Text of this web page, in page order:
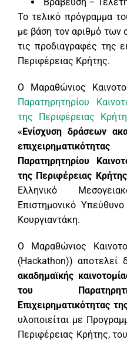
Βράβευση –
Το τελικό πρόγραμμα
με βάση τον αριθμό
τις προδιαγραφές της
Περιφέρειας Κρήτης.
Ο Μαραθώνιος
Παρατηρητηρίου
της Περιφέρειας
«Ενίσχυση δράσεων
Παρατηρητηρίου
της Περιφέρειας
Ελληνικό
Επιστημονικό
Κουργιαντάκη.
Ο Μαραθώνιος
(Hackathon)) αποτελεί
ακαδημαϊκής
του
Επιχειρηματικότητας
υλοποιείται με
Περιφέρειας Κρήτης,